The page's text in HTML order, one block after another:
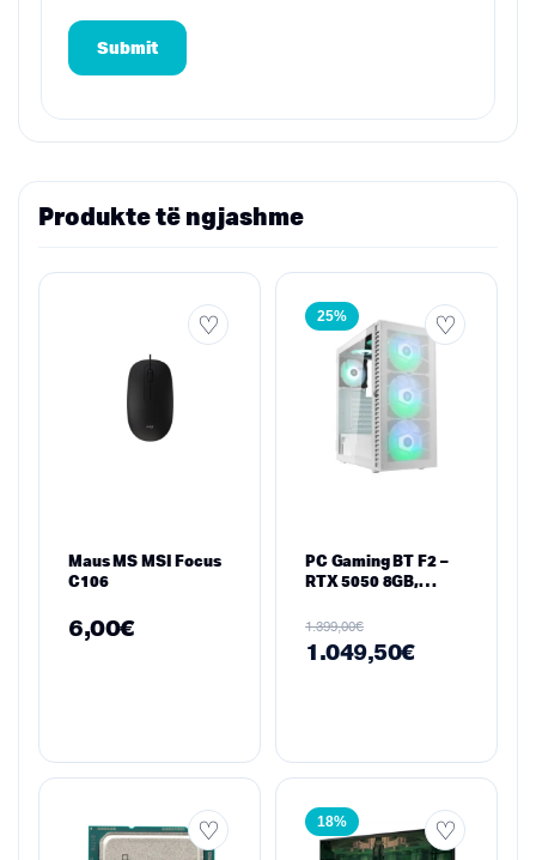
Produkte të ngjashme
Maus MS MSI Focus
C106
6,00€
25%
PC Gaming BT F2 –
RTX 5050 8GB,
16GB RAM, 512GB
SSD M.2
1.399,00€
1.049,50€
18%